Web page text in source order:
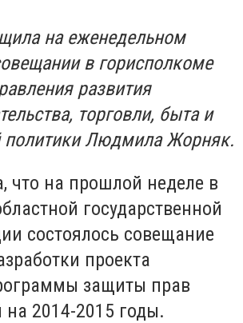
на еженедельном
в горисполкоме
развития
торговли, быта и
политики Людмила Жорняк.
что на прошлой неделе в
государственной
состоялось совещание
проекта
защиты прав
на 2014-2015 годы.